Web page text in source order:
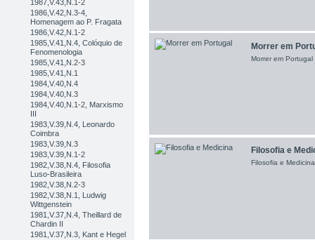
1987,V.43,N.1-2
1986,V.42,N.3-4,
Homenagem ao P. Fragata
1986,V.42,N.1-2
1985,V.41,N.4, Colóquio de
Fenomenologia
1985,V.41,N.2-3
1985,V.41,N.1
1984,V.40,N.4
1984,V.40,N.3
1984,V.40,N.1-2, Marxismo
III
1983,V.39,N.4, Leonardo
Coimbra
1983,V.39,N.3
1983,V.39,N.1-2
1982,V.38,N.4, Filosofia
Luso-Brasileira
1982,V.38,N.2-3
1982,V.38,N.1, Ludwig
Wittgenstein
1981,V.37,N.4, Theillard de
Chardin II
1981,V.37,N.3, Kant e Hegel
Morrer em
Morrer em
Filosofia e
Filosofia e